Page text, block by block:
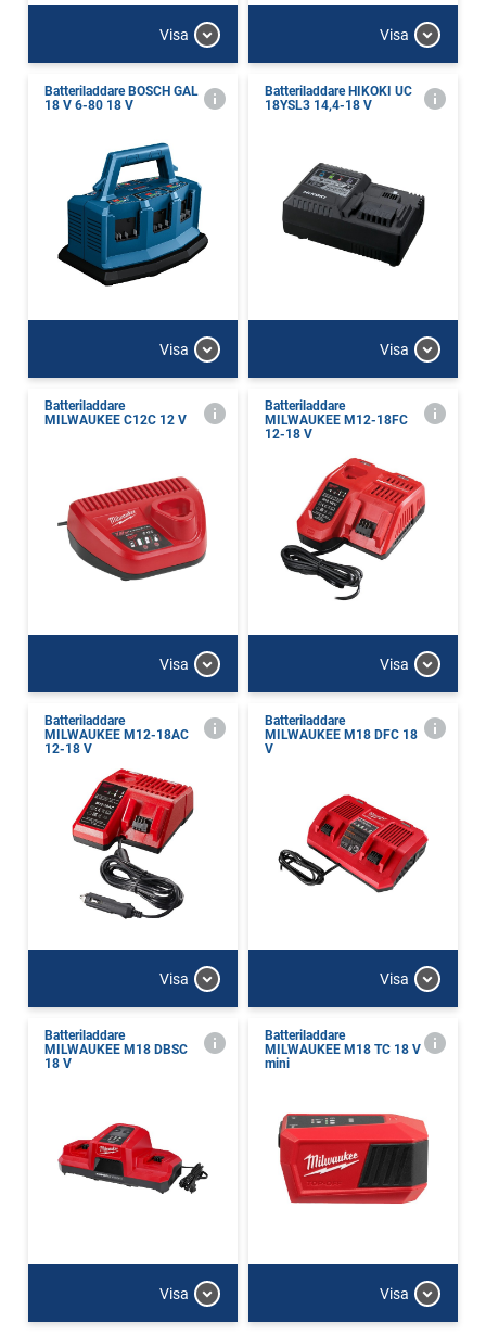
Visa Visa
Batteriladdare BOSCH GAL
18 V 6-80 18 V
Visa
Batteriladdare HIKOKI UC
18YSL3 14,4-18 V
Visa
Batteriladdare
MILWAUKEE C12C 12 V
Visa
Batteriladdare
MILWAUKEE M12-18FC
12-18 V
Visa
Batteriladdare
MILWAUKEE M12-18AC
12-18 V
Visa
Batteriladdare
MILWAUKEE M18 DFC 18
V
Visa
Batteriladdare
MILWAUKEE M18 DBSC
18 V
Visa
Batteriladdare
MILWAUKEE M18 TC 18 V
mini
Visa